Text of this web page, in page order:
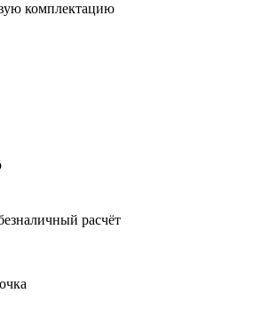
комплектацию
расчёт